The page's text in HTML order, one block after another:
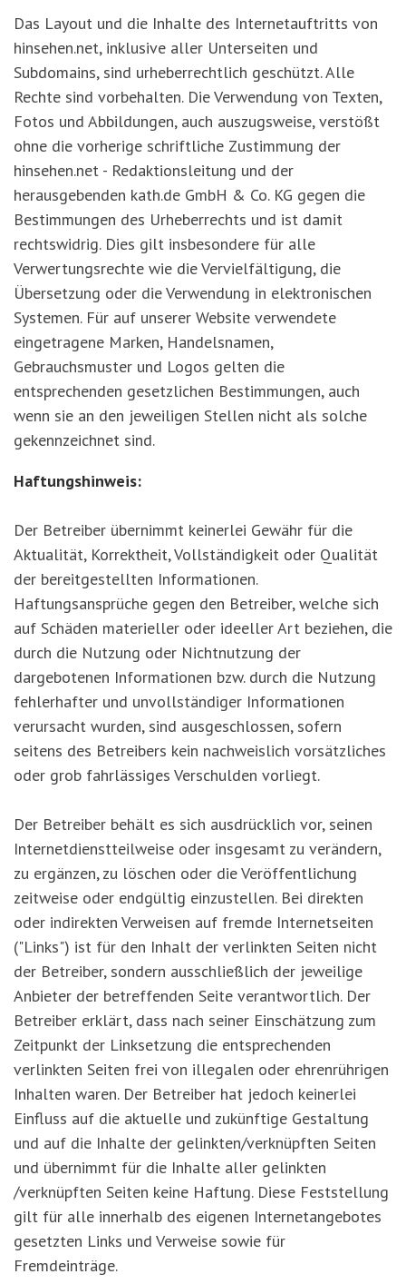
Das Layout und die Inhalte des Internetauftritts von
hinsehen.net, inklusive aller Unterseiten und
Subdomains, sind urheberrechtlich geschützt. Alle
Rechte sind vorbehalten. Die Verwendung von Texten,
Fotos und Abbildungen, auch auszugsweise, verstößt
ohne die vorherige schriftliche Zustimmung der
hinsehen.net - Redaktionsleitung und der
herausgebenden kath.de GmbH & Co. KG gegen die
Bestimmungen des Urheberrechts und ist damit
rechtswidrig. Dies gilt insbesondere für alle
Verwertungsrechte wie die Vervielfältigung, die
Übersetzung oder die Verwendung in elektronischen
Systemen. Für auf unserer Website verwendete
eingetragene Marken, Handelsnamen,
Gebrauchsmuster und Logos gelten die
entsprechenden gesetzlichen Bestimmungen, auch
wenn sie an den jeweiligen Stellen nicht als solche
gekennzeichnet sind.
Haftungshinweis:
Der Betreiber übernimmt keinerlei Gewähr für die
Aktualität, Korrektheit, Vollständigkeit oder Qualität
der bereitgestellten Informationen.
Haftungsansprüche gegen den Betreiber, welche sich
auf Schäden materieller oder ideeller Art beziehen, die
durch die Nutzung oder Nichtnutzung der
dargebotenen Informationen bzw. durch die Nutzung
fehlerhafter und unvollständiger Informationen
verursacht wurden, sind ausgeschlossen, sofern
seitens des Betreibers kein nachweislich vorsätzliches
oder grob fahrlässiges Verschulden vorliegt.
Der Betreiber behält es sich ausdrücklich vor, seinen
Internetdienstteilweise oder insgesamt zu verändern,
zu ergänzen, zu löschen oder die Veröffentlichung
zeitweise oder endgültig einzustellen. Bei direkten
oder indirekten Verweisen auf fremde Internetseiten
("Links") ist für den Inhalt der verlinkten Seiten nicht
der Betreiber, sondern ausschließlich der jeweilige
Anbieter der betreffenden Seite verantwortlich. Der
Betreiber erklärt, dass nach seiner Einschätzung zum
Zeitpunkt der Linksetzung die entsprechenden
verlinkten Seiten frei von illegalen oder ehrenrührigen
Inhalten waren. Der Betreiber hat jedoch keinerlei
Einfluss auf die aktuelle und zukünftige Gestaltung
und auf die Inhalte der gelinkten/verknüpften Seiten
und übernimmt für die Inhalte aller gelinkten
/verknüpften Seiten keine Haftung. Diese Feststellung
gilt für alle innerhalb des eigenen Internetangebotes
gesetzten Links und Verweise sowie für
Fremdeinträge.